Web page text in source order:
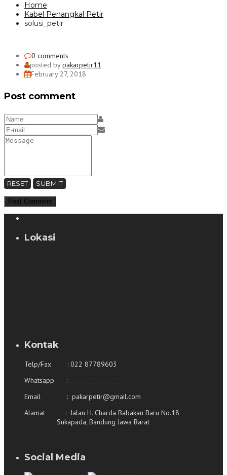
Home
Kabel Penangkal Petir
solusi_petir
0 comments
posted bypakarpetir11
February 27, 2018
Post comment
RESET SUBMIT
Lokasi
Kontak
Telp/Fax : 022 87789603
Whatsapp :
Email : pakarpetir@gmail.com
Alamat : Jalan H. Charda Babakan Baru No.18
Sukapada, Bandung Jawa Barat
Social Media